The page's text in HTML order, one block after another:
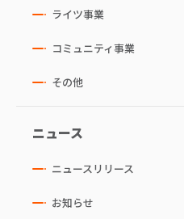
ライツ事業
コミュニティ事業
その他
ニュース
ニュースリリース
お知らせ